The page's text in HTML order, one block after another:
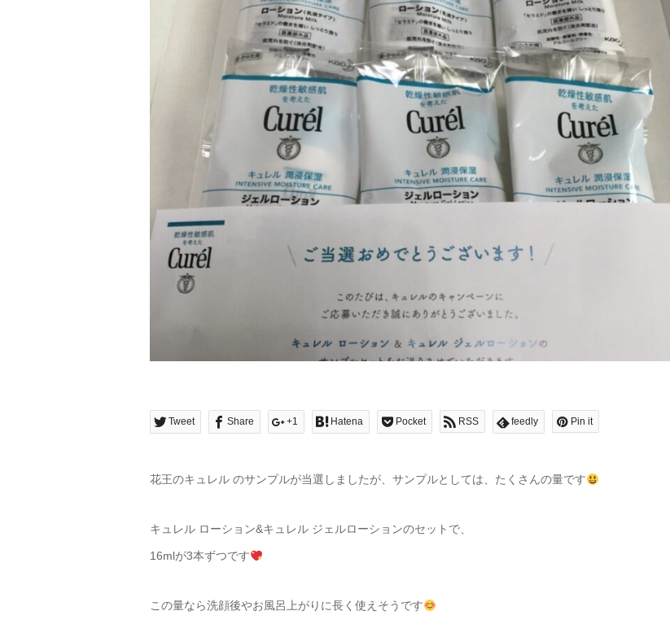
Tweet Share +1 Hatena Pocket RSS feedly Pin it
花王のキュレル のサンプルが当選しましたが、サンプルとしては、たくさんの量です
キュレル ローション&キュレル ジェルローションのセットで、
16mlが3本ずつです
この量なら洗顔後やお風呂上がりに長く使えそうです